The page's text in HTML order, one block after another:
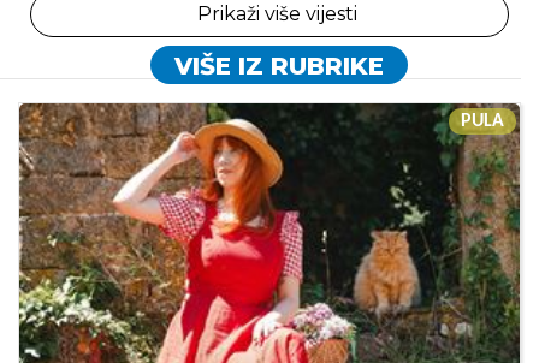
Prikaži više vijesti
VIŠE IZ RUBRIKE
PULA